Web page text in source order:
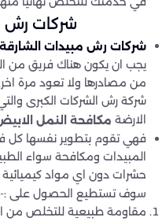
شركات رش
شركات رش مبيدات الشارقة
يجب ان يكون هناك فريق من
من مصادرها ولا تعود مرة
شركة رش الشركات الكبرى
الارضة مكافحة النمل
فهي تقوم بتطوير نفسها كل
المبيدات ومكافحة سواء
حشرات دون اي مواد
سوف تستطيع الحصول على :-
مقاومة طبيعية للتخلص من